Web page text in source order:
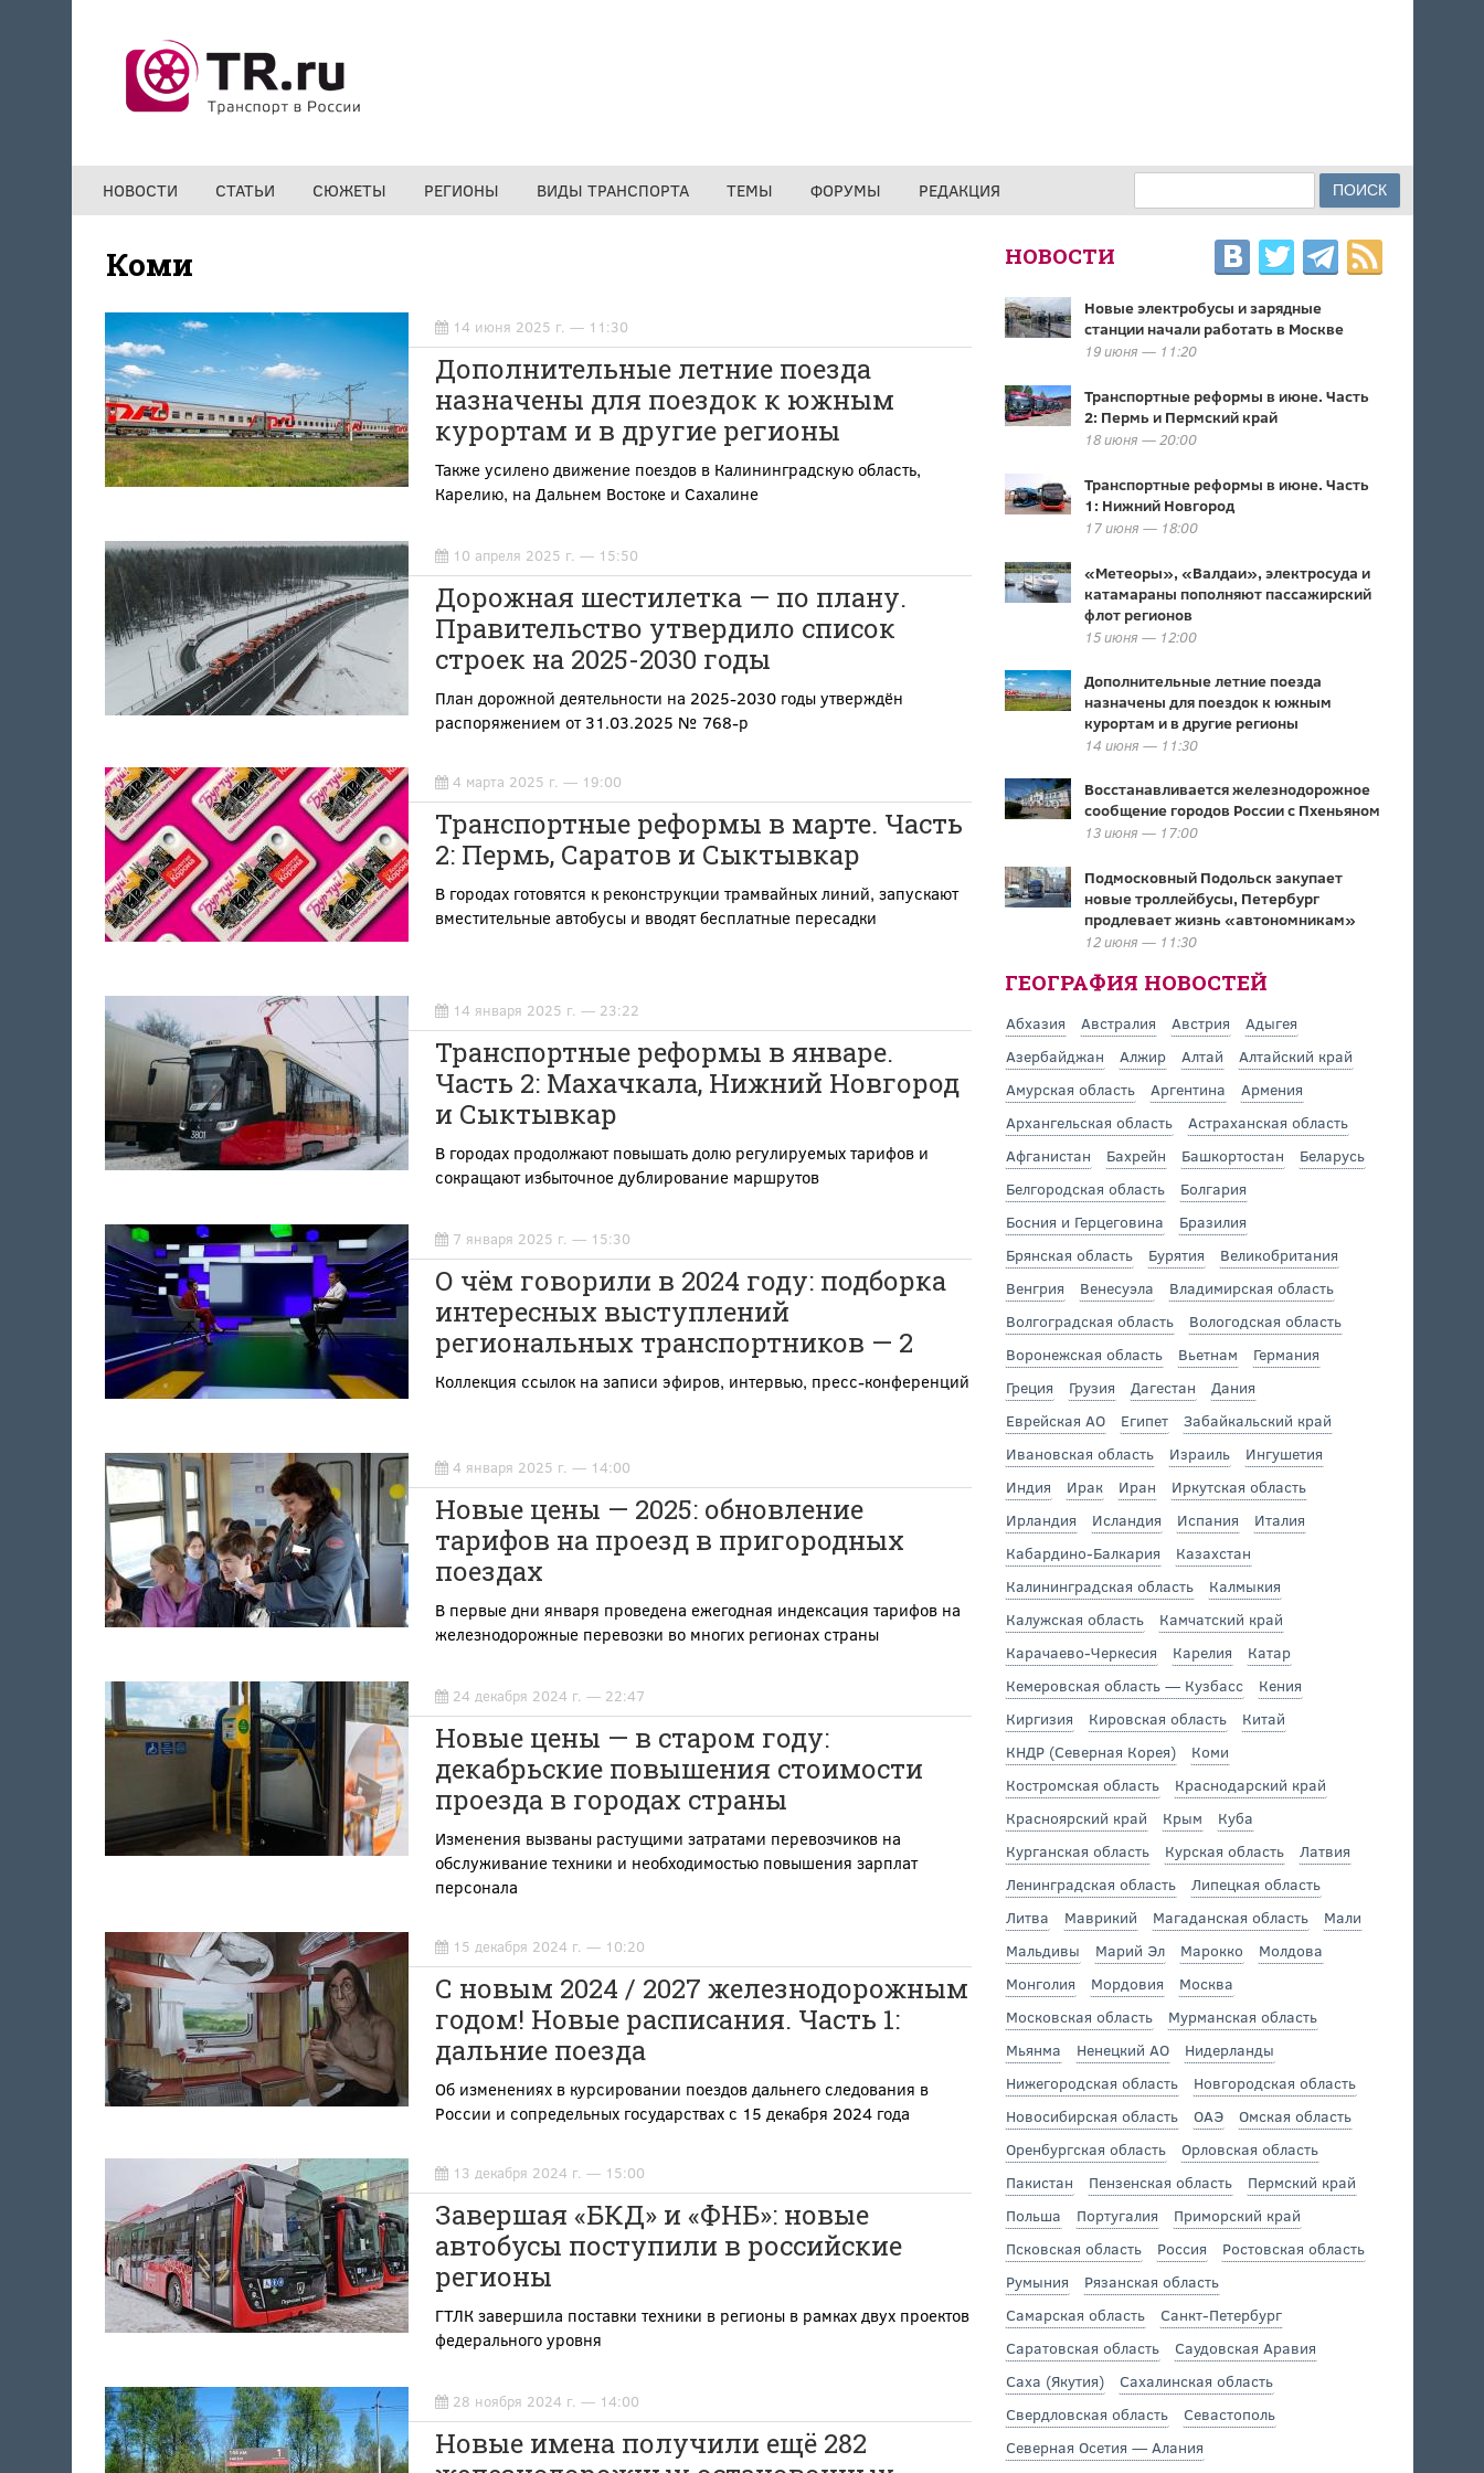
НОВОСТИ СТАТЬИ СЮЖЕТЫ РЕГИОНЫ ВИДЫ ТРАНСПОРТА ТЕМЫ ФОРУМЫ РЕДАКЦИЯ ФОРМА ПОИСКА
Коми
14 июня 2025 г. — 11:30
Дополнительные летние поезда
назначены для поездок к южным
курортам и в другие регионы
Также усилено движение поездов в Калининградскую область,
Карелию, на Дальнем Востоке и Сахалине
10 апреля 2025 г. — 15:50
Дорожная шестилетка — по плану.
Правительство утвердило список
строек на 2025-2030 годы
План дорожной деятельности на 2025-2030 годы утверждён
распоряжением от 31.03.2025 № 768-р
4 марта 2025 г. — 19:00
Транспортные реформы в марте. Часть
2: Пермь, Саратов и Сыктывкар
В городах готовятся к реконструкции трамвайных линий, запускают
вместительные автобусы и вводят бесплатные пересадки
14 января 2025 г. — 23:22
Транспортные реформы в январе.
Часть 2: Махачкала, Нижний Новгород
и Сыктывкар
В городах продолжают повышать долю регулируемых тарифов и
сокращают избыточное дублирование маршрутов
7 января 2025 г. — 15:30
О чём говорили в 2024 году: подборка
интересных выступлений
региональных транспортников — 2
Коллекция ссылок на записи эфиров, интервью, пресс-конференций
4 января 2025 г. — 14:00
Новые цены — 2025: обновление
тарифов на проезд в пригородных
поездах
В первые дни января проведена ежегодная индексация тарифов на
железнодорожные перевозки во многих регионах страны
24 декабря 2024 г. — 22:47
Новые цены — в старом году:
декабрьские повышения стоимости
проезда в городах страны
Изменения вызваны растущими затратами перевозчиков на
обслуживание техники и необходимостью повышения зарплат
персонала
15 декабря 2024 г. — 10:20
С новым 2024 / 2027 железнодорожным
годом! Новые расписания. Часть 1:
дальние поезда
Об изменениях в курсировании поездов дальнего следования в
России и сопредельных государствах с 15 декабря 2024 года
13 декабря 2024 г. — 15:00
Завершая «БКД» и «ФНБ»: новые
автобусы поступили в российские
регионы
ГТЛК завершила поставки техники в регионы в рамках двух проектов
федерального уровня
28 ноября 2024 г. — 14:00
Новые имена получили ещё 282
НОВОСТИ
Новые электробусы и зарядные
станции начали работать в Москве
19 июня — 11:20
Транспортные реформы в июне. Часть
2: Пермь и Пермский край
18 июня — 20:00
Транспортные реформы в июне. Часть
1: Нижний Новгород
17 июня — 18:00
«Метеоры», «Валдаи», электросуда и
катамараны пополняют пассажирский
флот регионов
15 июня — 12:00
Дополнительные летние поезда
назначены для поездок к южным
курортам и в другие регионы
14 июня — 11:30
Восстанавливается железнодорожное
сообщение городов России с Пхеньяном
13 июня — 17:00
Подмосковный Подольск закупает
новые троллейбусы, Петербург
продлевает жизнь «автономникам»
12 июня — 11:30
ГЕОГРАФИЯ НОВОСТЕЙ
Абхазия Австралия Австрия
Адыгея
Азербайджан
Алжир Алтай
Алтайский край
Амурская область
Аргентина
Армения
Архангельская область
Астраханская область
Афганистан
Бахрейн Башкортостан
Беларусь
Белгородская область
Болгария
Босния и Герцеговина
Бразилия
Брянская область
Бурятия
Великобритания
Венгрия
Венесуэла
Владимирская область
Волгоградская область
Вологодская область
Воронежская область
Вьетнам
Германия
Греция
Грузия Дагестан
Дания
Еврейская АО
Египет
Забайкальский край
Ивановская область
Израиль
Ингушетия
Индия
Ирак Иран
Иркутская область
Ирландия
Исландия Испания
Италия
Кабардино-Балкария
Казахстан
Калининградская область
Калмыкия
Калужская область
Камчатский край
Карачаево-Черкесия
Карелия
Катар
Кемеровская область — Кузбасс
Кения
Киргизия
Кировская область
Китай
КНДР (Северная Корея)
Коми
Костромская область
Краснодарский край
Красноярский край
Крым
Куба
Курганская область
Курская область
Латвия
Ленинградская область
Липецкая область
Литва
Маврикий Магаданская область
Мали
Мальдивы
Марий Эл Марокко
Молдова
Монголия
Мордовия
Москва
Московская область
Мурманская область
Мьянма
Ненецкий АО
Нидерланды
Нижегородская область
Новгородская область
Новосибирская область
ОАЭ
Омская область
Оренбургская область
Орловская область
Пакистан
Пензенская область
Пермский край
Польша
Португалия
Приморский край
Псковская область
Россия
Ростовская область
Румыния
Рязанская область
Самарская область
Санкт-Петербург
Саратовская область
Саудовская Аравия
Саха (Якутия)
Сахалинская область
Свердловская область
Севастополь
Северная Осетия — Алания